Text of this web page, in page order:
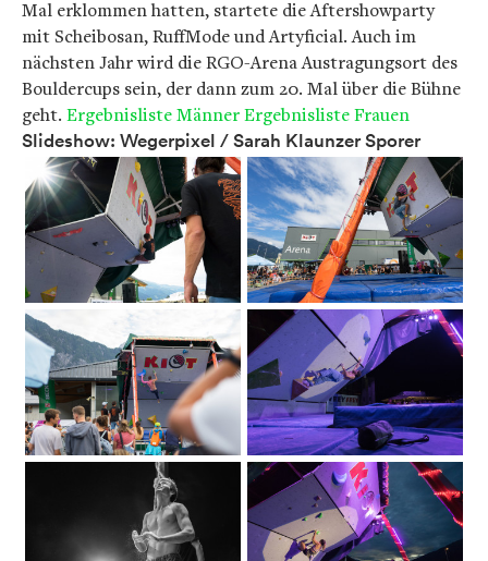
Mal erklommen hatten, startete die Aftershowparty
mit Scheibosan, RuffMode und Artyficial. Auch im
nächsten Jahr wird die RGO-Arena Austragungsort des
Bouldercups sein, der dann zum 20. Mal über die Bühne
geht. Ergebnisliste MännerErgebnisliste Frauen
Slideshow: Wegerpixel / Sarah Klaunzer Sporer